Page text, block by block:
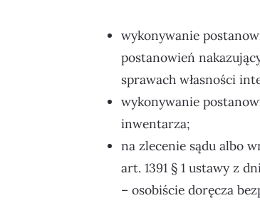
wykonywanie
postanowień
sprawach własności
wykonywanie
inwentarza;
na zlecenie sądu albo
art. 1391 § 1 ustawy z
– osobiście doręcza